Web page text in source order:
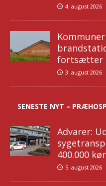
4. august 2026
fortsætter
3. august 2026
SENESTE NYT –
Advarer:
400.000
5. august 2026